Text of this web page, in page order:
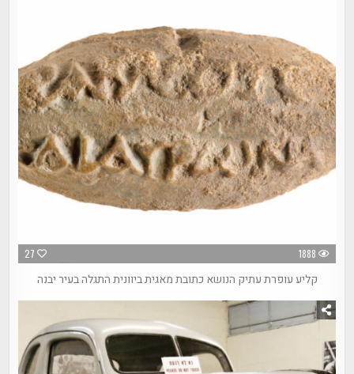
27 1888
קליע עופרת עתיק הנושא כתובת מאגית ביוונית התגלה בעיר יבנה